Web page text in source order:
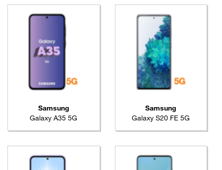
Samsung
Galaxy A35 5G
Samsung
Galaxy S20 FE 5G